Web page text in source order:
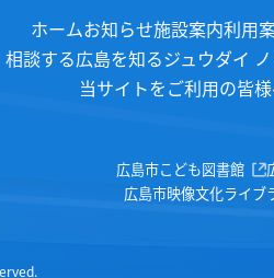
ホームお知らせ施設案内利用
談する広島を知るジュウダイ
当サイトをご利用の皆
広島市こども図書館
広島市映像文化ライブ